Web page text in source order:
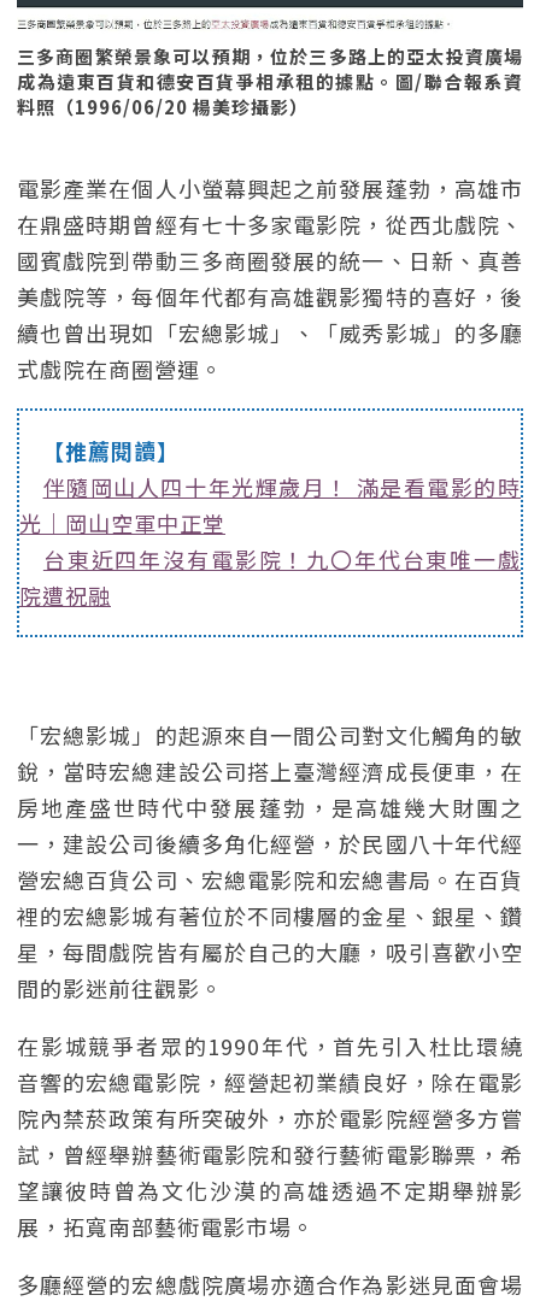
三多商圈繁榮景象可以預期，位於三多路上的亞太投資廣場
成為遠東百貨和德安百貨爭相承租的據點。圖/聯合報系資
料照（1996/06/20 楊美珍攝影）
電影產業在個人小螢幕興起之前發展蓬勃，高雄市
在鼎盛時期曾經有七十多家電影院，從西北戲院、
國賓戲院到帶動三多商圈發展的統一、日新、真善
美戲院等，每個年代都有高雄觀影獨特的喜好，後
續也曾出現如「宏總影城」、「威秀影城」的多廳
式戲院在商圈營運。
【推薦閱讀】
伴隨岡山人四十年光輝歲月！ 滿是看電影的時
光｜岡山空軍中正堂
台東近四年沒有電影院！九〇年代台東唯一戲
院遭祝融
「宏總影城」的起源來自一間公司對文化觸角的敏
銳，當時宏總建設公司搭上臺灣經濟成長便車，在
房地產盛世時代中發展蓬勃，是高雄幾大財團之
一，建設公司後續多角化經營，於民國八十年代經
營宏總百貨公司、宏總電影院和宏總書局。在百貨
裡的宏總影城有著位於不同樓層的金星、銀星、鑽
星，每間戲院皆有屬於自己的大廳，吸引喜歡小空
間的影迷前往觀影。
在影城競爭者眾的1990年代，首先引入杜比環繞
音響的宏總電影院，經營起初業績良好，除在電影
院內禁菸政策有所突破外，亦於電影院經營多方嘗
試，曾經舉辦藝術電影院和發行藝術電影聯票，希
望讓彼時曾為文化沙漠的高雄透過不定期舉辦影
展，拓寬南部藝術電影市場。
多廳經營的宏總戲院廣場亦適合作為影迷見面會場